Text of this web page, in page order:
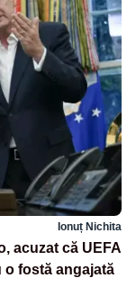
Ionuț Nichita
acuzat că UEFA
o fostă angajată